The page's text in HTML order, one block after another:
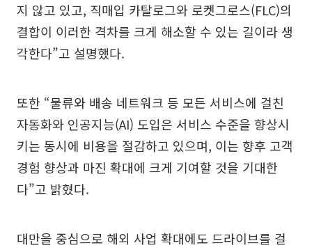
지 않고 있고, 직매입 카탈로그와 로켓그로스(FLC)의
결합이 이러한 격차를 크게 해소할 수 있는 길이라 생
각한다”고 설명했다.
또한 “물류와 배송 네트워크 등 모든 서비스에 걸친
자동화와 인공지능(AI) 도입은 서비스 수준을 향상시
키는 동시에 비용을 절감하고 있으며, 이는 향후 고객
경험 향상과 마진 확대에 크게 기여할 것을 기대한
다”고 밝혔다.
대만을 중심으로 해외 사업 확대에도 드라이브를 걸